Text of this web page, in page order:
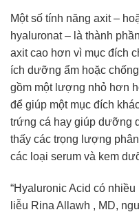
Một số tính năng axit –
hyaluronat – là thành
axit cao hơn vì mục đích
ích dưỡng ẩm hoặc
gồm một lượng nhỏ hơn
để giúp một mục đích
trứng cá hay giúp dưỡng
thấy các trọng lượng
các loại serum và kem
“Hyaluronic Acid có
liễu Rina Allawh , MD,